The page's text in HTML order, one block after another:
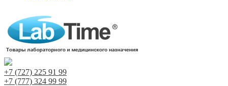
+7 (727) 225 91 99
+7 (777) 324 99 99